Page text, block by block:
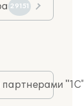
29151
партнерами